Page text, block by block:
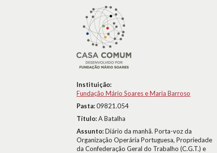
Instituição:
Fundação Mário Soares e Maria Barroso
Pasta:09821.054
Título:A Batalha
Assunto:Diário da manhã. Porta-voz da
Organização Operária Portuguesa, Propriedade
da Confederação Geral do Trabalho (C.G.T.) e